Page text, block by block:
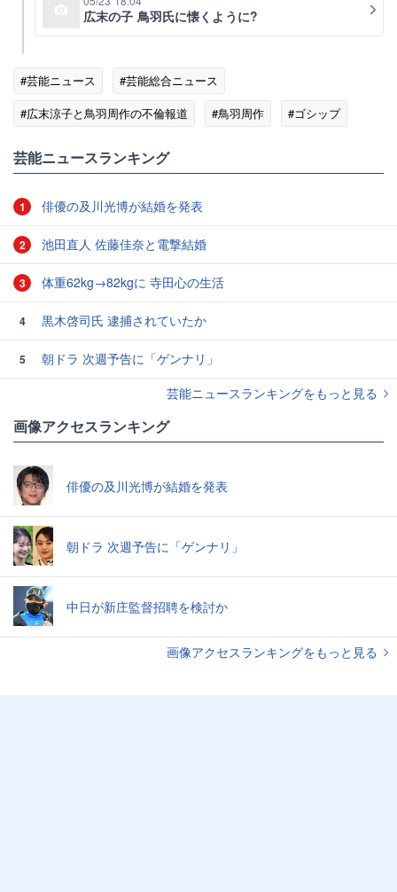
広末の子 鳥羽氏に懐くように?
#芸能ニュース
#芸能総合ニュース
#広末涼子と鳥羽周作の不倫報道
#鳥羽周作 #ゴシップ
芸能ニュースランキング
1 俳優の及川光博が結婚を発表
2 池田直人 佐藤佳奈と電撃結婚
3 体重62kg→82kgに 寺田心の生活
4 黒木啓司氏 逮捕されていたか
5
朝ドラ 次週予告に「ゲンナリ」
芸能ニュースランキングをもっと見る
画像アクセスランキング
俳優の及川光博が結婚を発表
朝ドラ 次週予告に「ゲンナリ」
中日が新庄監督招聘を検討か
画像アクセスランキングをもっと見る